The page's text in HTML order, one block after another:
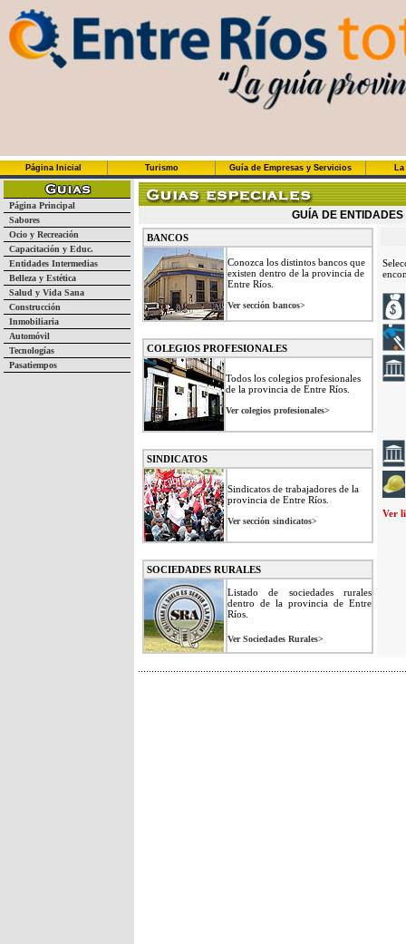
Página Inicial Turismo Guía de Empresas y Servicios
Página Principal
Sabores
Ocio y Recreación
Capacitación y Educ.
Entidades Intermedias
Belleza y Estética
Salud y Vida Sana
Construcción
Inmobiliaria
Automóvil
Tecnologías
Pasatiempos
GUÍA DE
BANCOS
Conozca los distintos bancos que
existen dentro de la provincia de
Entre Ríos.
Ver sección bancos>
COLEGIOS PROFESIONALES
Todos los colegios profesionales
de la provincia de Entre Ríos.
Ver colegios profesionales>
SINDICATOS
Sindicatos de trabajadores de la
provincia de Entre Ríos.
Ver sección sindicatos>
SOCIEDADES RURALES
Listado de sociedades rurales
dentro de la provincia de Entre
Ríos.
Ver Sociedades Rurales>
Ver